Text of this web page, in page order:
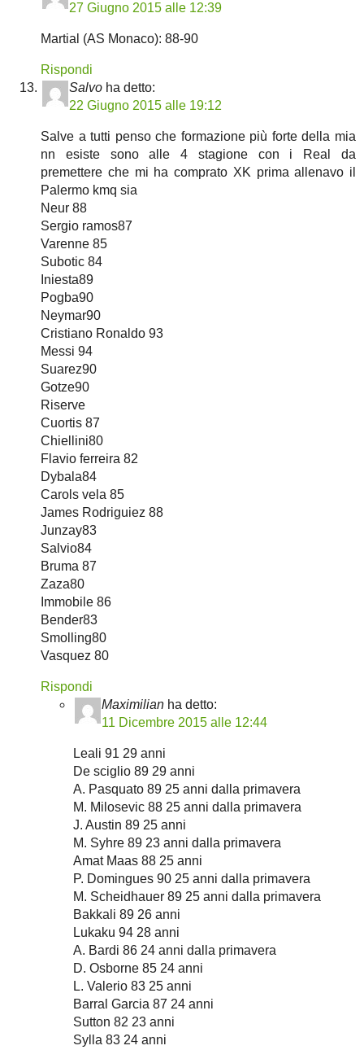
27 Giugno 2015 alle 12:39
Martial (AS Monaco): 88-90
Rispondi
Salvo ha detto:
22 Giugno 2015 alle 19:12
Salve a tutti penso che formazione più forte della mia
nn esiste sono alle 4 stagione con i Real da
premettere che mi ha comprato XK prima allenavo il
Palermo kmq sia
Neur 88
Sergio ramos87
Varenne 85
Subotic 84
Iniesta89
Pogba90
Neymar90
Cristiano Ronaldo 93
Messi 94
Suarez90
Gotze90
Riserve
Cuortis 87
Chiellini80
Flavio ferreira 82
Dybala84
Carols vela 85
James Rodriguiez 88
Junzay83
Salvio84
Bruma 87
Zaza80
Immobile 86
Bender83
Smolling80
Vasquez 80
Rispondi
Maximilian ha detto:
11 Dicembre 2015 alle 12:44
Leali 91 29 anni
De sciglio 89 29 anni
A. Pasquato 89 25 anni dalla primavera
M. Milosevic 88 25 anni dalla primavera
J. Austin 89 25 anni
M. Syhre 89 23 anni dalla primavera
Amat Maas 88 25 anni
P. Domingues 90 25 anni dalla primavera
M. Scheidhauer 89 25 anni dalla primavera
Bakkali 89 26 anni
Lukaku 94 28 anni
A. Bardi 86 24 anni dalla primavera
D. Osborne 85 24 anni
L. Valerio 83 25 anni
Barral Garcia 87 24 anni
Sutton 82 23 anni
Sylla 83 24 anni